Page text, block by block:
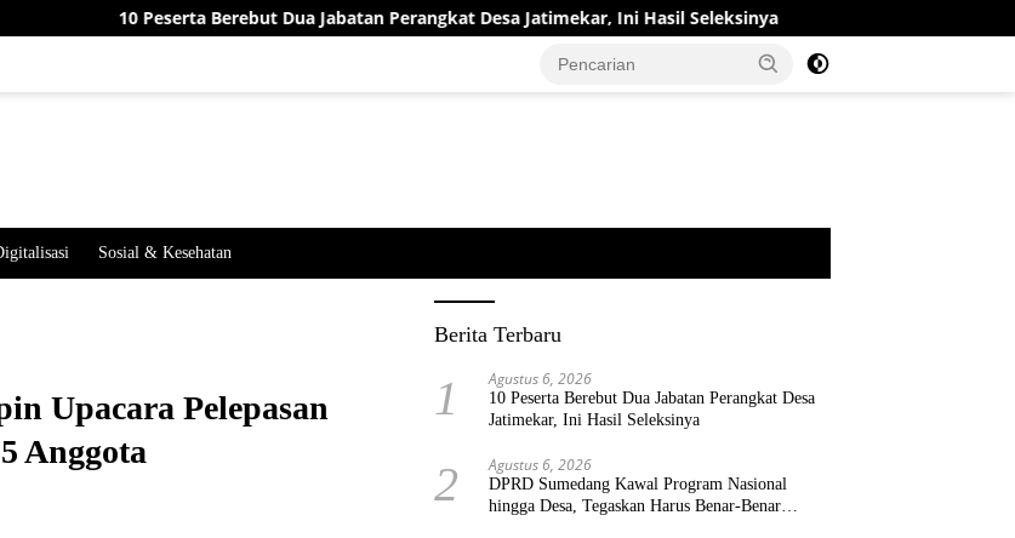
10 Peserta Berebut Dua Jabatan Perangkat Desa Jatimekar, Ini Hasil Seleksinya DPRD Sumedang Kawal
Sosial & Kesehatan
Upacara Pelepasan
Anggota
Berita Terbaru
1 Agustus 6, 2026
10 Peserta Berebut Dua Jabatan Perangkat Desa
Jatimekar, Ini Hasil Seleksinya
2 Agustus 6, 2026
DPRD Sumedang Kawal Program Nasional
hingga Desa, Tegaskan Harus Benar-Benar